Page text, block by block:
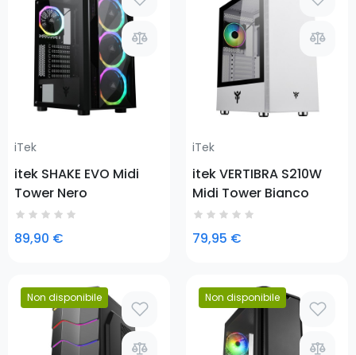
Prezzo
iTek
itek SHAKE EVO Midi
Tower Nero
89,90 €
Prezzo
iTek
itek VERTIBRA S210W
Midi Tower Bianco
79,95 €
Non disponibile
Prezzo
Non disponibile
Prezzo